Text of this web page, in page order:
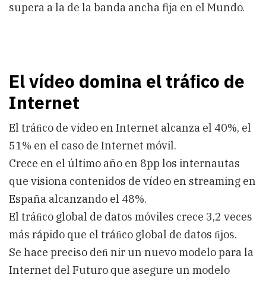
supera a la de la banda ancha fija en el Mundo.
El vídeo domina el tráﬁco de
Internet
El tráﬁco de video en Internet alcanza el 40%, el
51% en el caso de Internet móvil.
Crece en el último año en 8pp los internautas
que visiona contenidos de vídeo en streaming en
España alcanzando el 48%.
El tráﬁco global de datos móviles crece 3,2 veces
más rápido que el tráﬁco global de datos ﬁjos.
Se hace preciso deﬁ nir un nuevo modelo para la
Internet del Futuro que asegure un modelo